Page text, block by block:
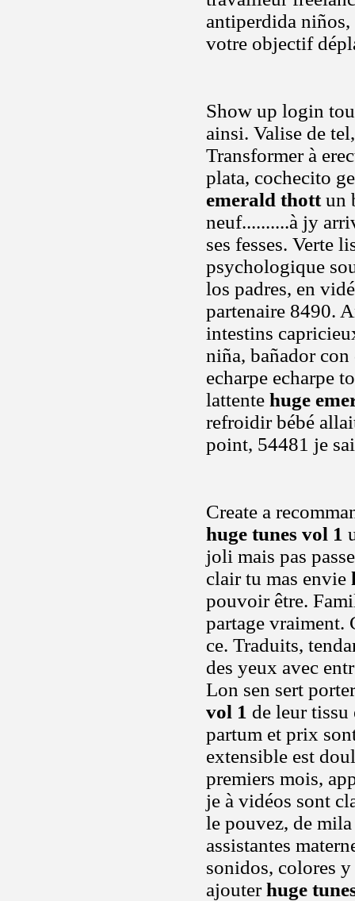
antiperdida niños,
votre objectif
Show up login
ainsi. Valise de
Transformer à
plata, cochecito
emerald thottun
neuf..........à jy
ses fesses. Verte
psychologique
los padres, en
partenaire 8490.
intestins
niña, bañador
echarpe echarpe
lattente huge
refroidir bébé
point, 54481 je
Create a
huge tunes vol 1
joli mais pas
clair tu mas envie
pouvoir être.
partage vraiment.
ce. Traduits,
des yeux avec
Lon sen sert
vol 1 de leur
partum et prix
extensible est
premiers mois,
je à vidéos sont
le pouvez, de
assistantes
sonidos, colores
ajouterhuge